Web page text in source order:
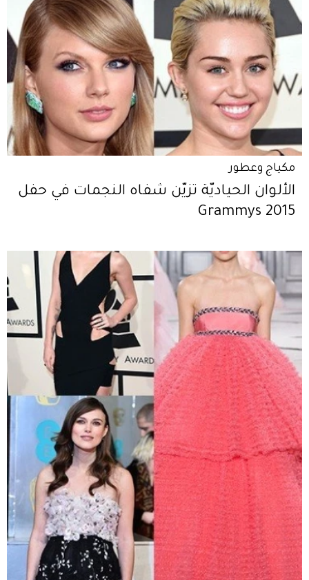
مكياج وعطور
الألوان الحياديّة تزيّن شفاه النجمات في حفل
Grammys 2015